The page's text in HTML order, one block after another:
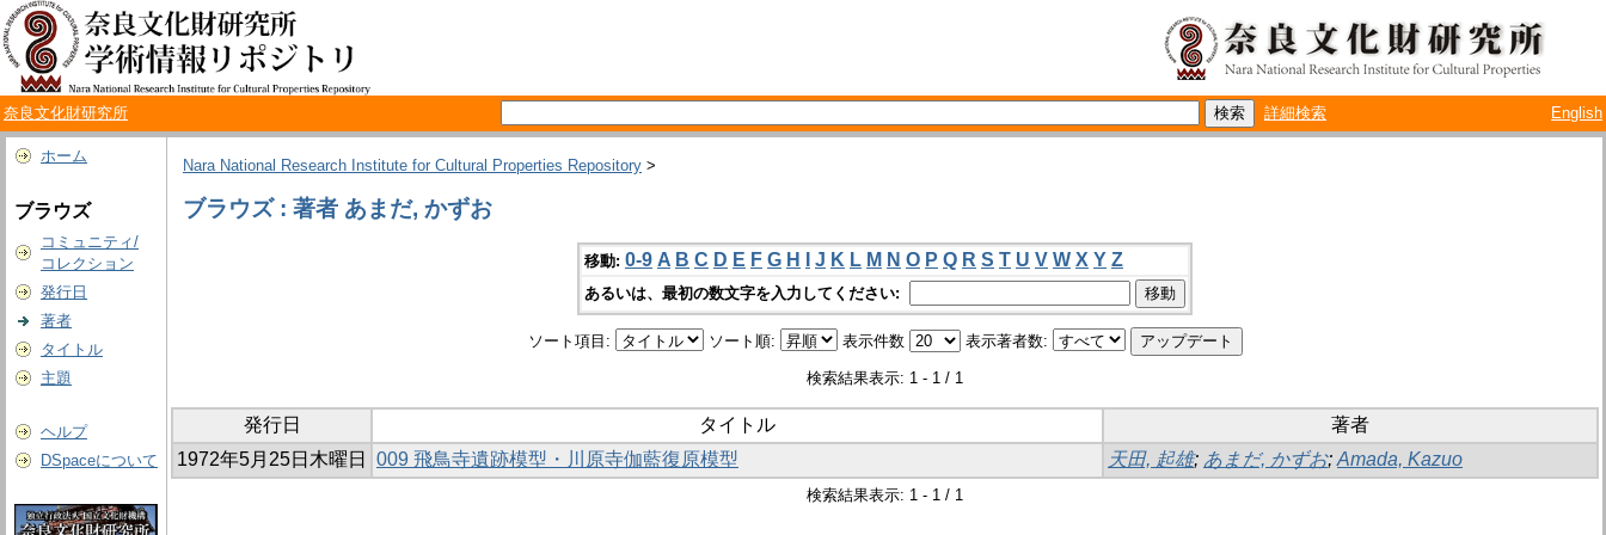
奈良文化財研究所 詳細検索 English
ホーム
ブラウズ
コミュニティ/
コレクション
発行日
著者
タイトル
主題
ヘルプ
DSpaceについて
Nara National Research Institute for Cultural Properties Repository >
ブラウズ : 著者 あまだ, かずお
移動: 0-9 A B C D E F G H J K L M N O P Q R S T U V W X Y Z
あるいは、最初の数文字を入力してください:
ソート項目: ソート順: 表示件数 表示著者数:
検索結果表示: 1 - 1 / 1
発行日 タイトル
著者
1972年5月25日木曜日
009 飛鳥寺遺跡模型・川原寺伽藍復原模型 天田, 起雄; あまだ, かずお; Amada, Kazuo
検索結果表示: 1 - 1 / 1